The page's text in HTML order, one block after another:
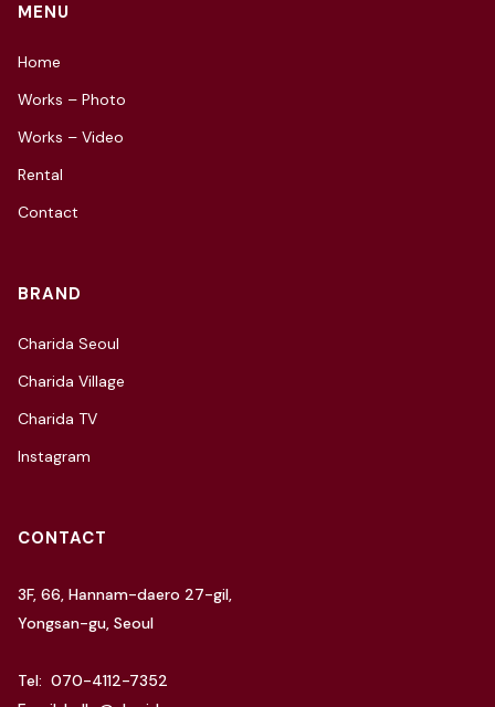
MENU
Home
Works – Photo
Works – Video
Rental
Contact
BRAND
Charida Seoul
Charida Village
Charida TV
Instagram
CONTACT
3F, 66, Hannam-daero 27-gil,
Yongsan-gu, Seoul
Tel: 070-4112-7352